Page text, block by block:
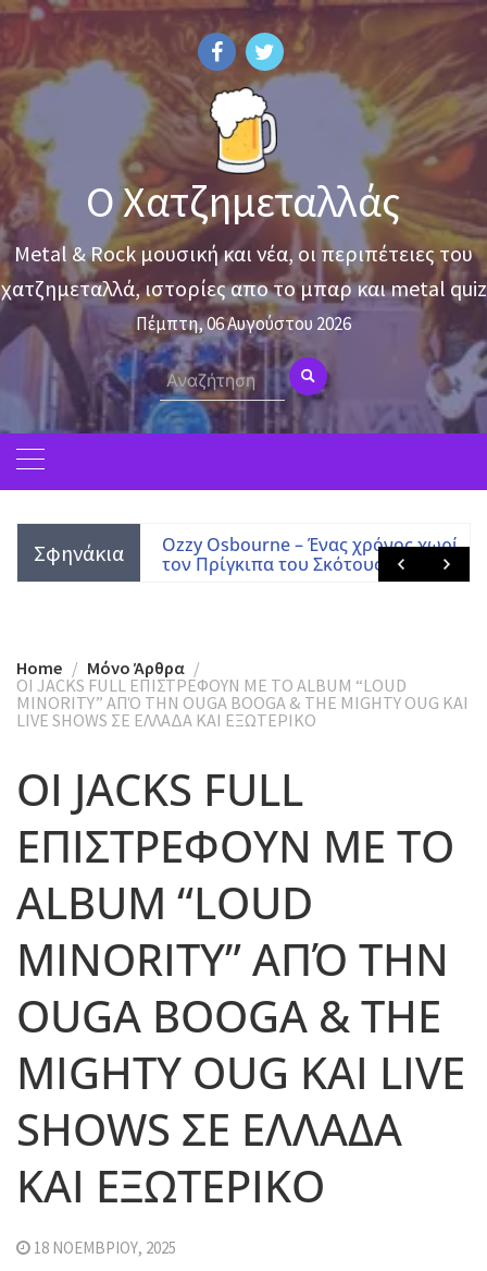
Skip
content
Ο Χατζημεταλλάς
Metal & Rock μουσική και νέα, οι περιπέτειες του
χατζημεταλλά, ιστορίες απο το μπαρ και metal quiz
Πέμπτη, 06 Αυγούστου 2026
Search
for:
Σφηνάκια
Martin
Ozzy Osbourne – Ένας χρόνος χωρίς
τον Πρίγκιπα του Σκότους
Home
Mόνο Άρθρα
OI JACKS FULL ΕΠΙΣΤΡΕΦΟΥΝ ΜΕ ΤΟ ALBUM “LOUD
MINORITY” ΑΠΌ ΤΗΝ OUGA BOOGA & THE MIGHTY OUG ΚΑΙ
LIVE SHOWS ΣΕ ΕΛΛΑΔΑ ΚΑΙ ΕΞΩΤΕΡΙΚΟ
OI JACKS FULL
ΕΠΙΣΤΡΕΦΟΥΝ ΜΕ ΤΟ
ALBUM “LOUD
MINORITY” ΑΠΌ ΤΗΝ
OUGA BOOGA & THE
MIGHTY OUG ΚΑΙ LIVE
SHOWS ΣΕ ΕΛΛΑΔΑ
ΚΑΙ ΕΞΩΤΕΡΙΚΟ
18 ΝΟΕΜΒΡΊΟΥ, 2025